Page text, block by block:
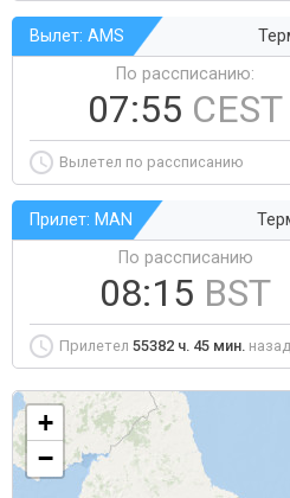
Вылет: AMS
По рассписанию:
07:55 CEST
Вылетел по рассписанию
Прилет: MAN
По рассписанию
08:15 BST
Прилетел 55382 ч. 45 мин.
+
−